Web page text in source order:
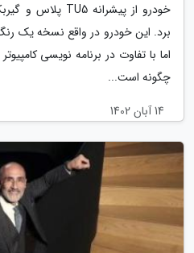
اما با تفاوت در برنامه نویسی
چگونه است...
14 آبان 1402